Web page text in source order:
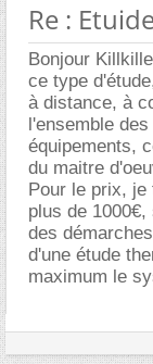
Re :
Bonjour
ce type
à distance, à
l'ensemble
équipements,
du maitre
Pour le prix, je
plus de
des
d'une étude
maximum le